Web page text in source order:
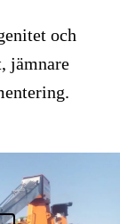
och
jämnare